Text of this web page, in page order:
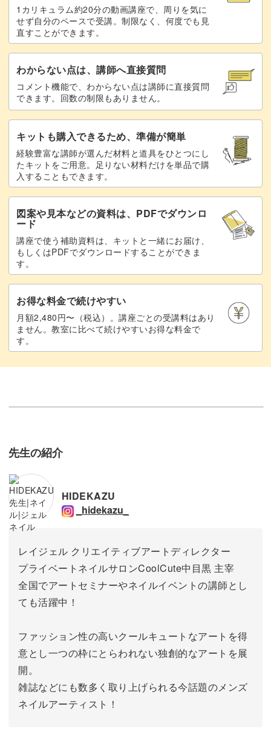
1カリキュラム約20分の動画講座で、周りを気に
せず自分のペースで受講。制限なく、何度でも見
直すことができます。
わからない点は、講師へ直接質問
コメント機能で、わからない点は講師に直接質問
できます。回数の制限もありません。
キットも購入できるため、準備が簡単
経験豊富な講師が選んだ材料と道具をひとつにし
たキットをご用意。足りない材料だけを単品で購
入することもできます。
図案や見本などの資料は、PDFでダウンロ
ード
講座で使う補助資料は、キットと一緒にお届け、
もしくはPDFでダウンロードすることができま
す。
お得な料金で続けやすい
月額2,480円〜（税込）。講座ごとの受講料はあり
ません。教室に比べて続けやすいお得な料金で
す。
先生の紹介
HIDEKAZU
_hidekazu_
レイジェル クリエイティブアートディレクター
プライベートネイルサロンCoolCute中目黒 主宰
全国でアートセミナーやネイルイベントの講師とし
ても活躍中！
ファッション性の高いクールキュートなアートを得
意とし一つの枠にとらわれない独創的なアートを展
開。
雑誌などにも数多く取り上げられる今話題のメンズ
ネイルアーティスト！